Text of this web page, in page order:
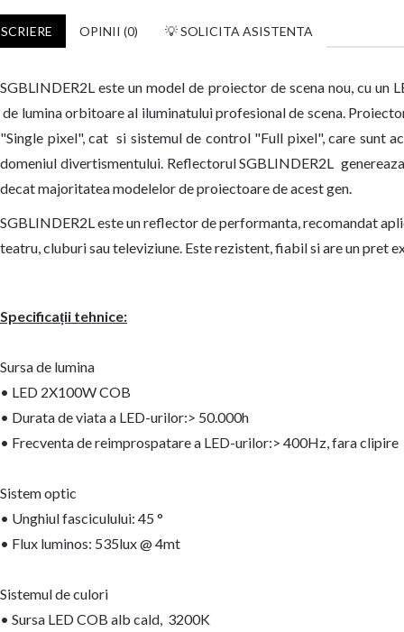
OPINII (0) 💡 SOLICITA ASISTENTA
SGBLINDER2L este un model de proiector de scena nou, cu
de lumina orbitoare al iluminatului profesional de scena.
"Single pixel", cat si sistemul de control "Full pixel", care sunt
domeniul divertismentului. Reflectorul SGBLINDER2L
decat majoritatea modelelor de proiectoare de acest gen.
SGBLINDER2L este un reflector de performanta, recomandat
teatru, cluburi sau televiziune. Este rezistent, fiabil si are un pret
Specificații tehnice:
Sursa de lumina
• LED 2X100W COB
• Durata de viata a LED-urilor:> 50.000h
• Frecventa de reimprospatare a LED-urilor:> 400Hz, fara clipire
Sistem optic
• Unghiul fasciculului: 45 °
• Flux luminos: 535lux @ 4mt
Sistemul de culori
• Sursa LED COB alb cald, 3200K